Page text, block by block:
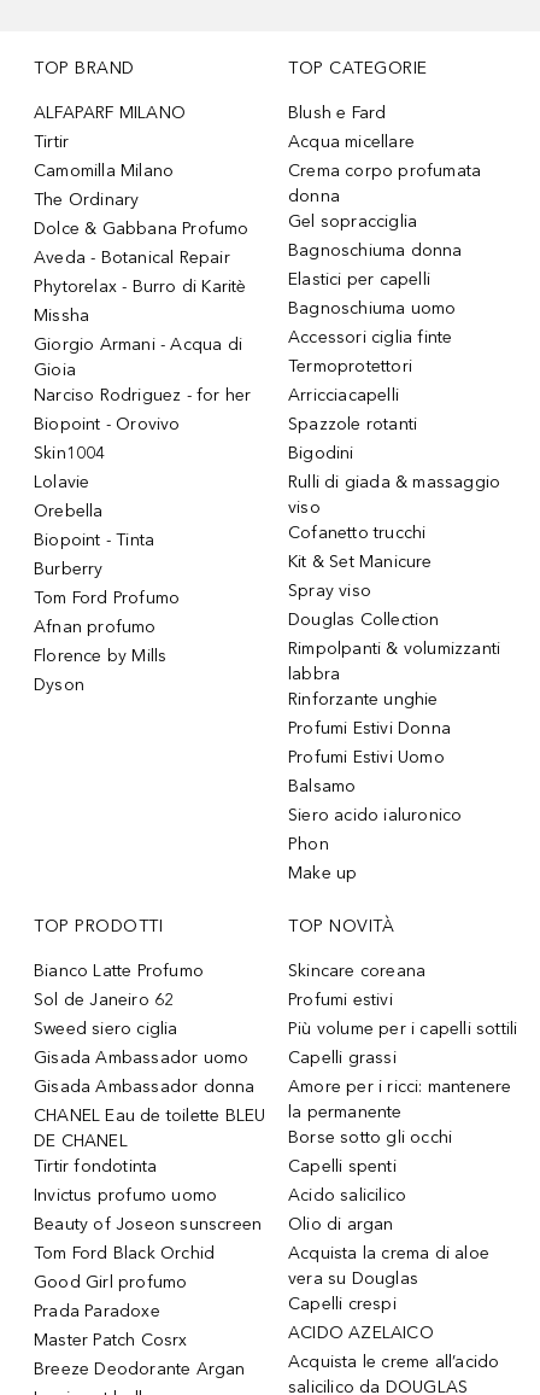
TOP BRAND
ALFAPARF MILANO
Tirtir
Camomilla Milano
The Ordinary
Dolce & Gabbana Profumo
Aveda - Botanical Repair
Phytorelax - Burro di Karitè
Missha
Giorgio Armani - Acqua di
Gioia
Narciso Rodriguez - for her
Biopoint - Orovivo
Skin1004
Lolavie
Orebella
Biopoint - Tinta
Burberry
Tom Ford Profumo
Afnan profumo
Florence by Mills
Dyson
TOP CATEGORIE
Blush e Fard
Acqua micellare
Crema corpo profumata
donna
Gel sopracciglia
Bagnoschiuma donna
Elastici per capelli
Bagnoschiuma uomo
Accessori ciglia finte
Termoprotettori
Arricciacapelli
Spazzole rotanti
Bigodini
Rulli di giada & massaggio
viso
Cofanetto trucchi
Kit & Set Manicure
Spray viso
Douglas Collection
Rimpolpanti & volumizzanti
labbra
Rinforzante unghie
Profumi Estivi Donna
Profumi Estivi Uomo
Balsamo
Siero acido ialuronico
Phon
Make up
TOP PRODOTTI
Bianco Latte Profumo
Sol de Janeiro 62
Sweed siero ciglia
Gisada Ambassador uomo
Gisada Ambassador donna
CHANEL Eau de toilette BLEU
DE CHANEL
Tirtir fondotinta
Invictus profumo uomo
Beauty of Joseon sunscreen
Tom Ford Black Orchid
Good Girl profumo
Prada Paradoxe
Master Patch Cosrx
Breeze Deodorante Argan
TOP NOVITÀ
Skincare coreana
Profumi estivi
Più volume per i capelli sottili
Capelli grassi
Amore per i ricci: mantenere
la permanente
Borse sotto gli occhi
Capelli spenti
Acido salicilico
Olio di argan
Acquista la crema di aloe
vera su Douglas
Capelli crespi
ACIDO AZELAICO
Acquista le creme all’acido
salicilico da DOUGLAS